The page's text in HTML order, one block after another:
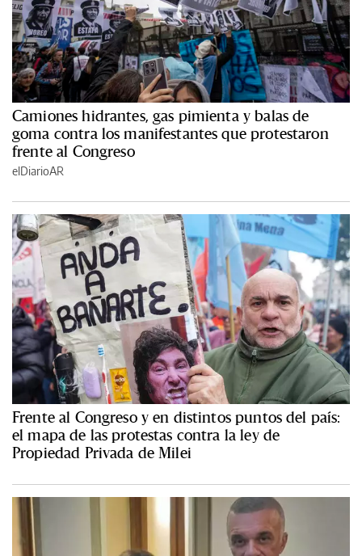
Camiones hidrantes, gas pimienta y balas de
goma contra los manifestantes que protestaron
frente al Congreso
elDiarioAR
Frente al Congreso y en distintos puntos del país:
el mapa de las protestas contra la ley de
Propiedad Privada de Milei